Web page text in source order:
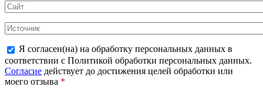
Я согласен(на) на обработку персональных данных в
соответствии с Политикой обработки персональных данных.
Согласие действует до достижения целей обработки или
моего отзыва *